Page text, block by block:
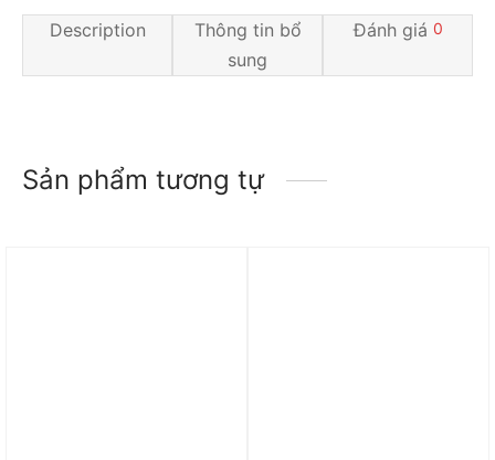
Description
Thông tin bổ
sung
Đánh giá 0
Sản phẩm tương tự